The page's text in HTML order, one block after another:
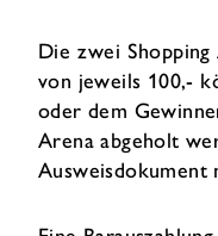
Die zwei
von jeweils 100,-
oder dem
Arena abgeholt
Ausweisdokument